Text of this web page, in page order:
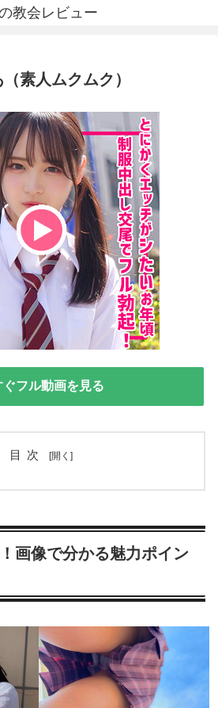
教会レビュー
素人ムクムク）
ぐフル動画を見る
目次
画像で分かる魅力ポイン